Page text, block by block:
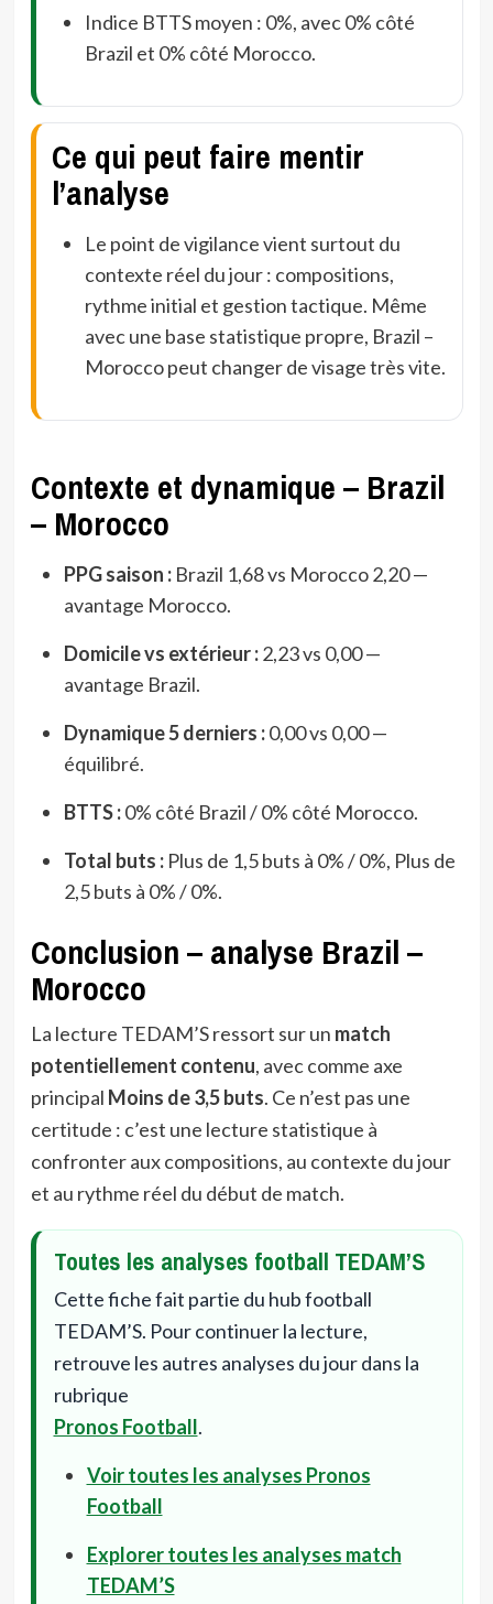
Indice BTTS moyen : 0%, avec 0% côté
Brazil et 0% côté Morocco.
Ce qui peut faire mentir
l’analyse
Le point de vigilance vient surtout du
contexte réel du jour : compositions,
rythme initial et gestion tactique. Même
avec une base statistique propre, Brazil –
Morocco peut changer de visage très vite.
Contexte et dynamique – Brazil
– Morocco
PPG saison :Brazil 1,68 vs Morocco 2,20 —
avantage Morocco.
Domicile vs extérieur :2,23 vs 0,00 —
avantage Brazil.
Dynamique 5 derniers :0,00 vs 0,00 —
équilibré.
BTTS :0% côté Brazil / 0% côté Morocco.
Total buts :Plus de 1,5 buts à 0% / 0%, Plus de
2,5 buts à 0% / 0%.
Conclusion – analyse Brazil –
Morocco
La lecture TEDAM’S ressort sur un match
potentiellement contenu, avec comme axe
principal Moins de 3,5 buts. Ce n’est pas une
certitude : c’est une lecture statistique à
confronter aux compositions, au contexte du jour
et au rythme réel du début de match.
Toutes les analyses football TEDAM’S
Cette fiche fait partie du hub football
TEDAM’S. Pour continuer la lecture,
retrouve les autres analyses du jour dans la
rubrique
Pronos Football.
Voir toutes les analyses Pronos
Football
Explorer toutes les analyses match
TEDAM’S